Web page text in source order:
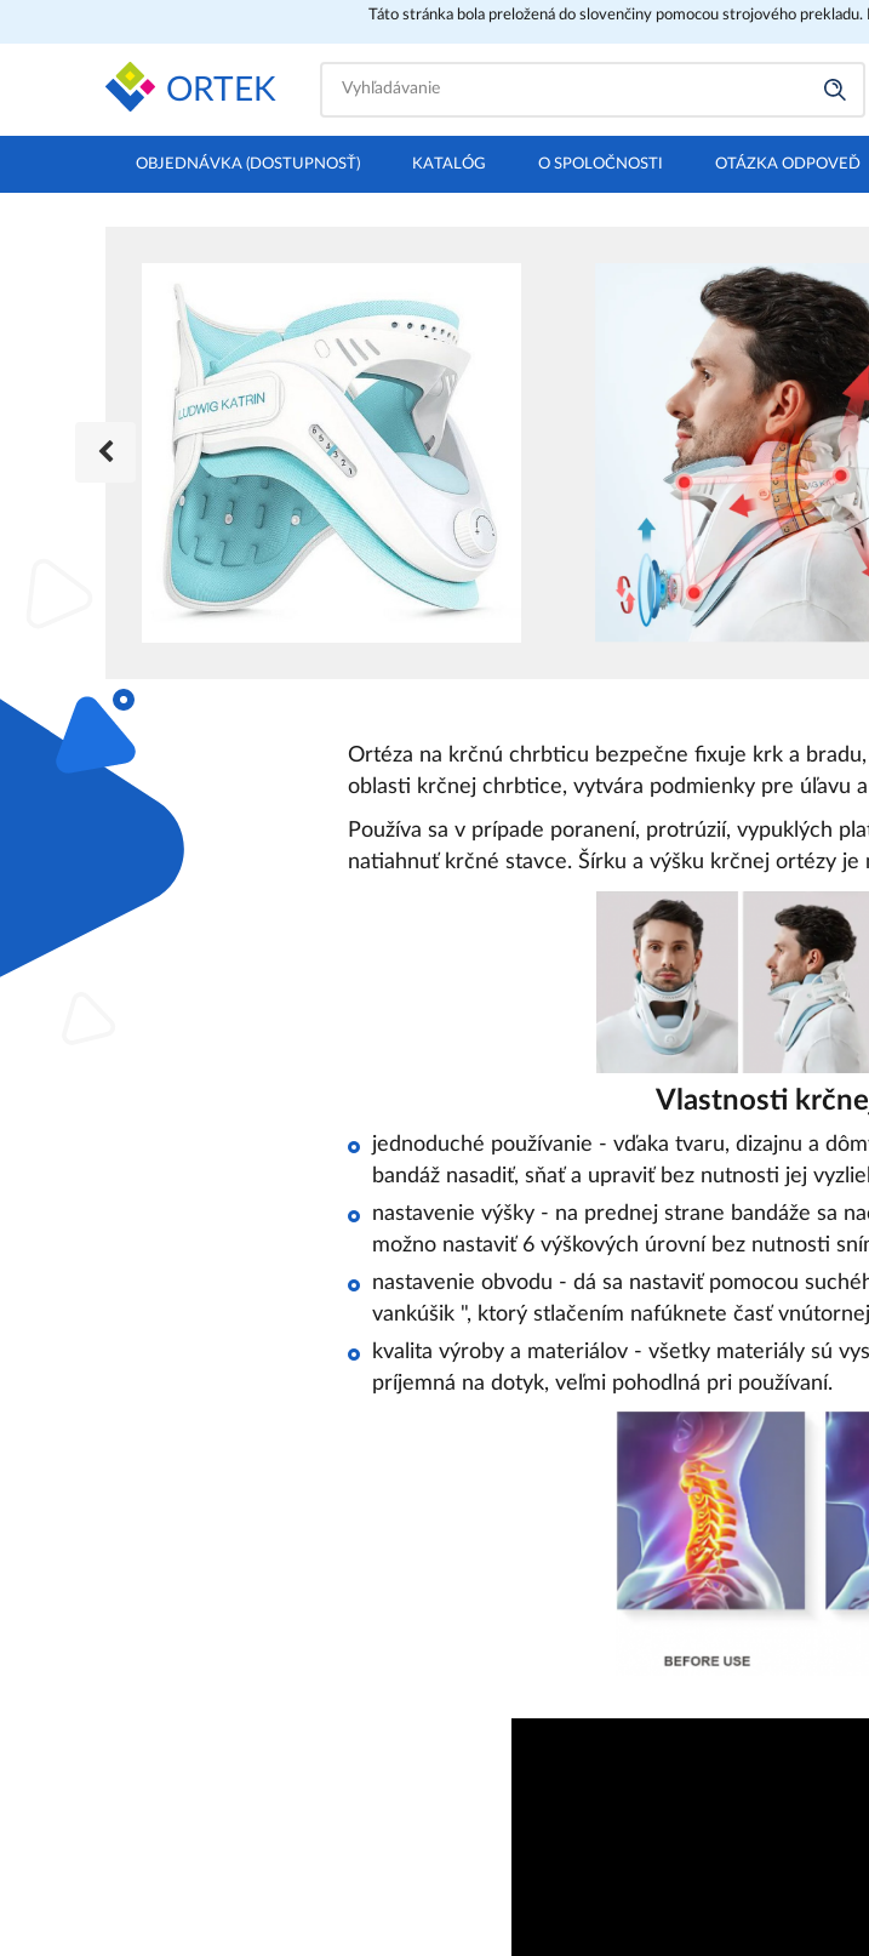
Táto stránka bola preložená do slovenčiny pomocou strojového
ORTEK
OBJEDNÁVKA (DOSTUPNOSŤ) KATALÓG O SPOLOČNOSTI OTÁZKA ODPOVEĎ
Ortéza na krčnú chrbticu bezpečne fixuje krk a
oblasti krčnej chrbtice, vytvára podmienky pre úľavu
Používa sa v prípade poranení, protrúzií, vypuklých
natiahnuť krčné stavce. Šírku a výšku krčnej ortézy je
Vlastnosti
jednoduché používanie - vďaka tvaru, dizajnu a
bandáž nasadiť, sňať a upraviť bez nutnosti jej
nastavenie výšky - na prednej strane bandáže sa
možno nastaviť 6 výškových úrovní bez nutnosti
nastavenie obvodu - dá sa nastaviť pomocou
vankúšik ", ktorý stlačením nafúknete časť
kvalita výroby a materiálov - všetky materiály sú
príjemná na dotyk, veľmi pohodlná pri používaní.